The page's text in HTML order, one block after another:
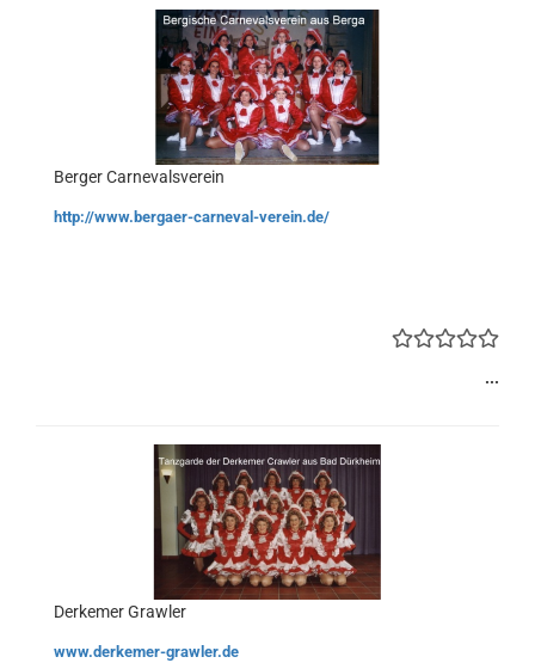
Berger Carnevalsverein
http://www.bergaer-carneval-verein.de/
...
Derkemer Grawler
www.derkemer-grawler.de